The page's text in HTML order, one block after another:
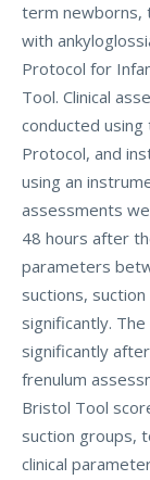
term newborns,
with
Protocol for
Tool. Clinical
conducted
Protocol, and
using an
assessments
48 hours after
parameters
suctions,
significantly.
significantly
frenulum
Bristol Tool
suction groups,
clinical